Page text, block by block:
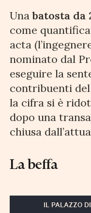
Unabatosta da
come
acta
nominato dal
eseguire la
contribuenti
la cifra si è
dopo una
chiusa
La beffa
IL PALAZZO